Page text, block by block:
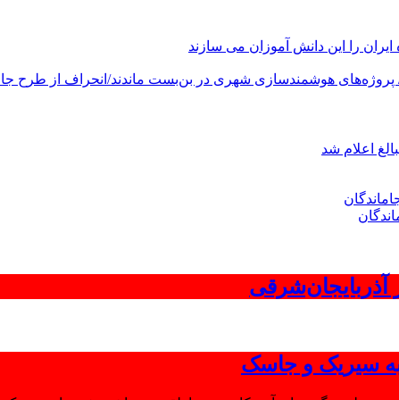
هوشمندسازی شهری در بن‌بست ماندند/انحراف از طرح جامع ۱۳۸۶ به کشور
اعلام شد
به سیریک و جاسک